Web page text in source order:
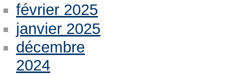
février 2025
janvier 2025
décembre
2024